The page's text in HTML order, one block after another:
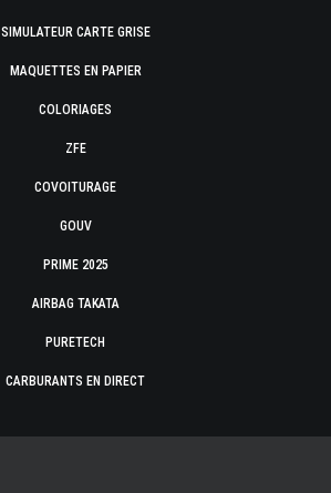
SIMULATEUR CARTE GRISE
MAQUETTES EN PAPIER
COLORIAGES
ZFE
COVOITURAGE
GOUV
PRIME 2025
AIRBAG TAKATA
PURETECH
CARBURANTS EN DIRECT